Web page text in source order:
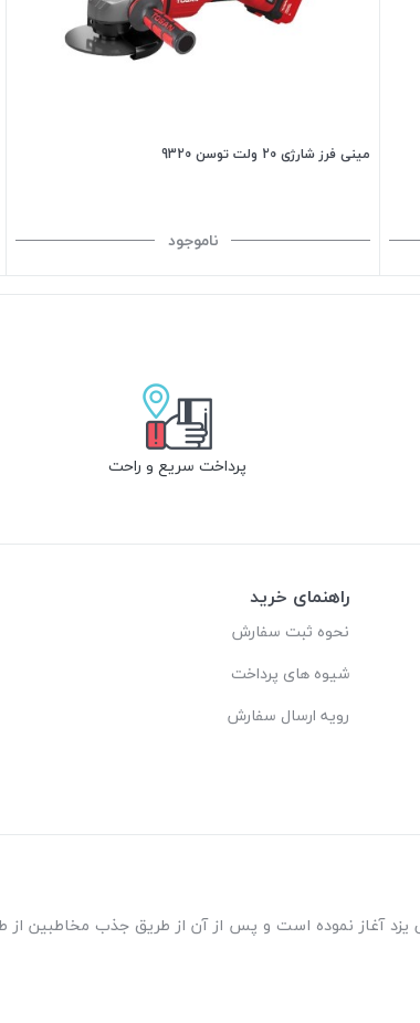
مینی فرز شارژی 20 ولت توسن 9320
ناموجود
پرداخت سریع و راحت
راهنمای خرید
نحوه ثبت سفارش
شیوه های پرداخت
رویه ارسال سفارش